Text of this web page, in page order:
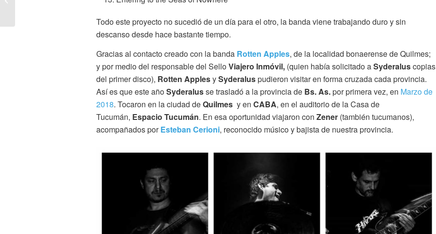
Todo este proyecto no sucedió de un día para el otro, la banda viene trabajando duro y sin
descanso desde hace bastante tiempo.
Gracias al contacto creado con la banda Rotten Apples, de la localidad bonaerense de Quilmes;
y por medio del responsable del SelloViajero Inmóvil, (quien había solicitado aSyderaluscopias
del primer disco), Rotten ApplesySyderaluspudieron visitar en forma cruzada cada provincia.
Así es que este añoSyderalusse trasladó a la provincia de Bs. As.por primera vez, en Marzo de
2018. Tocaron en la ciudad deQuilmes y en CABA, en el auditorio de la Casa de
Tucumán, Espacio Tucumán. En esa oportunidad viajaron con Zener (también tucumanos),
acompañados porEsteban Cerioni, reconocido músico y bajista de nuestra provincia.